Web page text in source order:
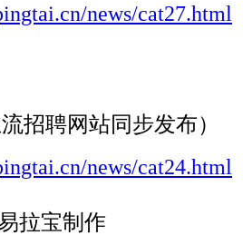
news/cat27.html
招聘网站同步发布）
news/cat24.html
拉宝制作